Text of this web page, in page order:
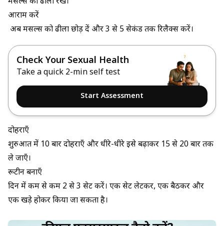
आराम करें
अब मसल्स को ढीला छोड़ दें और 3 से 5 सेकंड तक रिलैक्स करें।
Check Your Sexual Health
Take a quick 2-min self test
Start Assessment
दोहराएँ
शुरुआत में 10 बार दोहराएँ और धीरे-धीरे इसे बढ़ाकर 15 से 20 बार तक
ले जाएँ।
रूटीन बनाएँ
दिन में कम से कम 2 से 3 सेट करें। एक सेट लेटकर, एक बैठकर और
एक खड़े होकर किया जा सकता है।